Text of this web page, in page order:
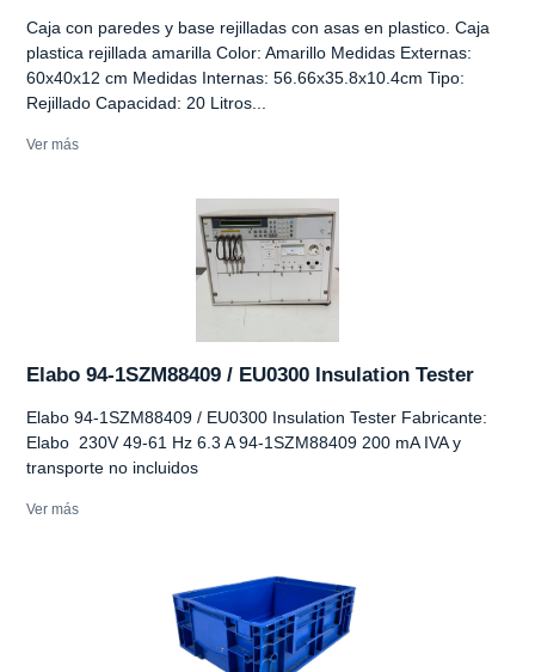
Caja con paredes y base rejilladas con asas en plastico. Caja
plastica rejillada amarilla Color: Amarillo Medidas Externas:
60x40x12 cm Medidas Internas: 56.66x35.8x10.4cm Tipo:
Rejillado Capacidad: 20 Litros...
Ver más
Elabo 94-1SZM88409 / EU0300 Insulation Tester
Elabo 94-1SZM88409 / EU0300 Insulation Tester Fabricante:
Elabo 230V 49-61 Hz 6.3 A 94-1SZM88409 200 mA IVA y
transporte no incluidos
Ver más